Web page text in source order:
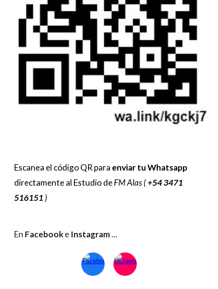
Escanea el código QR para enviar tu Whatsapp
directamente al Estudio deFM Alas (+54 3471
516151 )
En Facebooke Instagram...